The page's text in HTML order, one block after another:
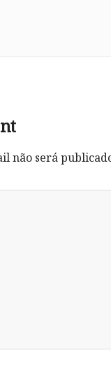
não será